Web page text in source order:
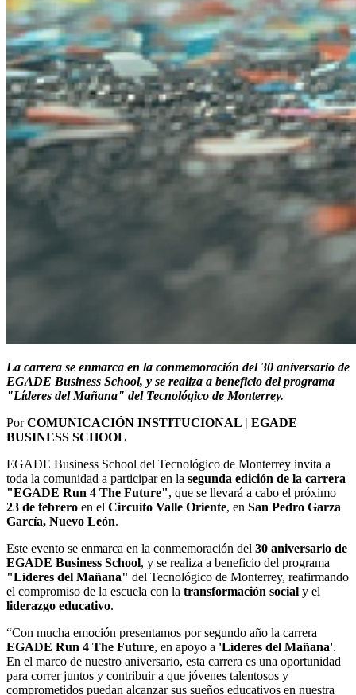
La carrera se enmarca en la conmemoración del 30 aniversario de
EGADE Business School, y se realiza a beneficio del programa
"Líderes del Mañana" del Tecnológico de Monterrey.
PorCOMUNICACIÓN INSTITUCIONAL | EGADE
BUSINESS SCHOOL
EGADE Business School del Tecnológico de Monterrey invita a
toda la comunidad a participar en la segunda edición de la carrera
"EGADE Run 4 The Future", que se llevará a cabo el próximo
23 de febrero en el Circuito Valle Oriente, en San Pedro Garza
García, Nuevo León.
Este evento se enmarca en la conmemoración del 30 aniversario de
EGADE Business School, y se realiza a beneficio del programa
"Líderes del Mañana" del Tecnológico de Monterrey, reafirmando
el compromiso de la escuela con la transformación social y el
liderazgo educativo.
“Con mucha emoción presentamos por segundo año la carrera
EGADE Run 4 The Future, en apoyo a 'Líderes del Mañana'.
En el marco de nuestro aniversario, esta carrera es una oportunidad
para correr juntos y contribuir a que jóvenes talentosos y
comprometidos puedan alcanzar sus sueños educativos en nuestra